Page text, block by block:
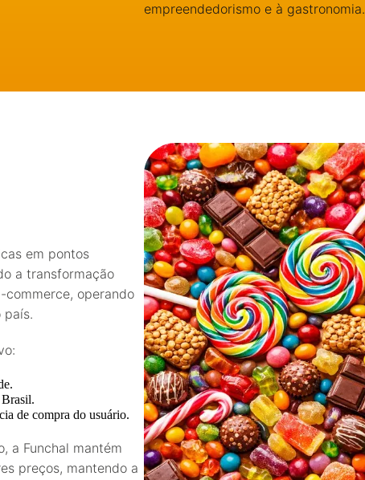
empreendedorismo e à gastronomia.
em pontos
a transformação
commerce, operando
país.
de compra do usuário.
a Funchal mantém
preços, mantendo a